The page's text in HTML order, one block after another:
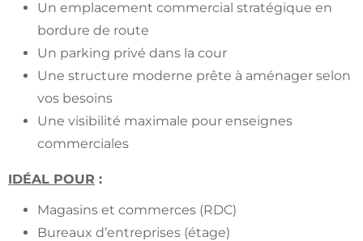
Un emplacement commercial stratégique en
bordure de route
Un parking privé dans la cour
Une structure moderne prête à aménager selon
vos besoins
Une visibilité maximale pour enseignes
commerciales
IDÉAL POUR :
Magasins et commerces (RDC)
Bureaux d’entreprises (étage)